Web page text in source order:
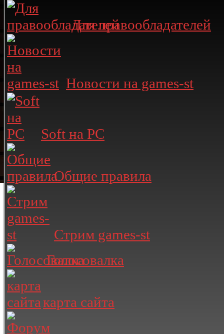
Для правообладателей
Новости на games-st
Soft на PC
Общие правила
Стрим games-st
Голосовалка
карта сайта